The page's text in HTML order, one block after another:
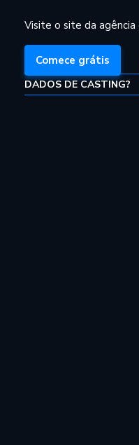
Visite o site da
Comece grátis
DADOS DE CASTING?